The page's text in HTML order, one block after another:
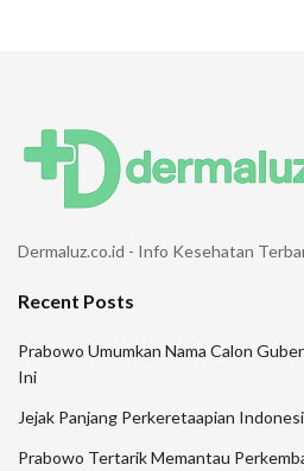
Dermaluz.co.id - Info Kesehatan
Recent Posts
Prabowo Umumkan Nama Calon
Ini
Jejak Panjang Perkeretaapian
Prabowo Tertarik Memantau